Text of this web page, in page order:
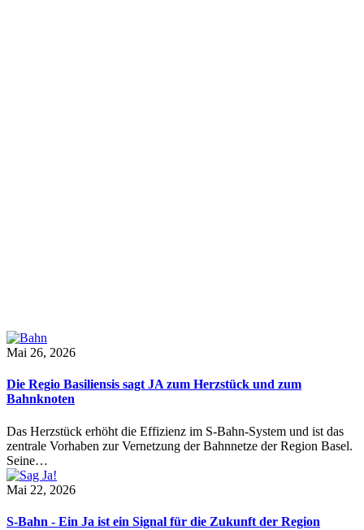
Mai 26, 2026
Die Regio Basiliensis sagt JA zum Herzstück und zum
Bahnknoten
Das Herzstück erhöht die Effizienz im S-Bahn-System und ist das
zentrale Vorhaben zur Vernetzung der Bahnnetze der Region Basel.
Seine…
Mai 22, 2026
S-Bahn - Ein Ja ist ein Signal für die Zukunft der Region